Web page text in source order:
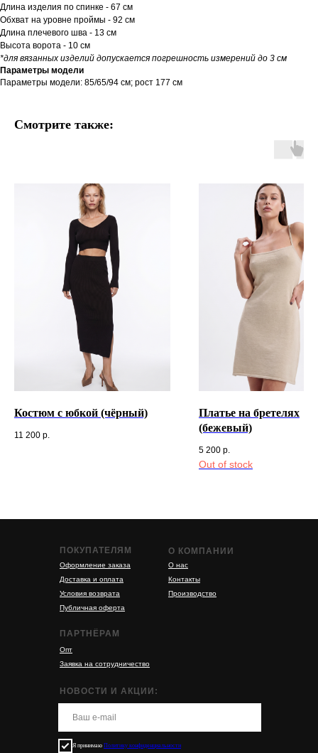
Длина изделия по спинке - 67 см
Обхват на уровне проймы - 92 см
Длина плечевого шва - 13 см
Высота ворота - 10 см
*для вязанных изделий допускается погрешность измерений до 3 см
Параметры модели
Параметры модели: 85/65/94 см; рост 177 см
Смотрите также:
Костюм с юбкой (чёрный)
11 200 р.
Платье на бретелях
(бежевый)
5 200 р.
Out of stock
О КОМПАНИИ
О нас
Контакты
Производство
ПОКУПАТЕЛЯМ
Оформление заказа
Доставка и оплата
Условия возврата
Публичная оферта
ПАРТНЁРАМ
Опт
Заявка на сотрудничество
Я принимаю Политику конфиденциальности
НОВОСТИ И АКЦИИ: